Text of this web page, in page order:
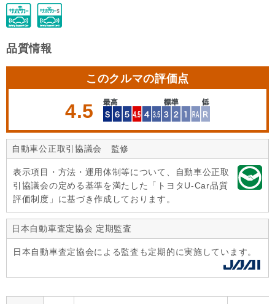
品質情報
このクルマの評価点
4.5
自動車公正取引協議会 監修
表示項目・方法・運用体制等について、自動車公正取
引協議会の定める基準を満たした「トヨタU-Car品質
評価制度」に基づき作成しております。
日本自動車査定協会 定期監査
日本自動車査定協会による監査も定期的に実施しています。